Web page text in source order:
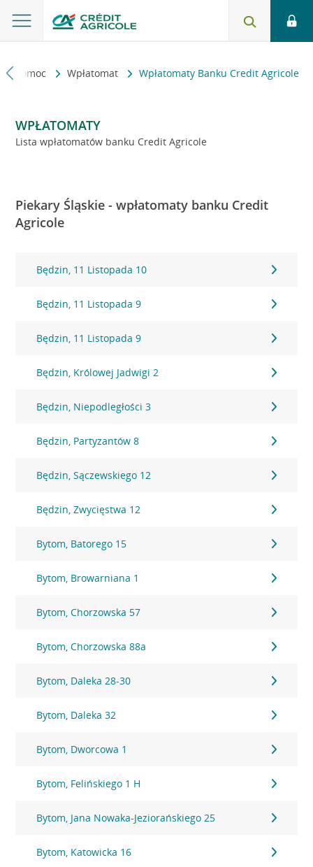
i pomoc Wpłatomat Wpłatomaty Banku Credit Agricole
WPŁATOMATY
Lista wpłatomatów banku Credit Agricole
Piekary Śląskie - wpłatomaty banku Credit
Agricole
Będzin, 11 Listopada 10
Będzin, 11 Listopada 9
Będzin, 11 Listopada 9
Będzin, Królowej Jadwigi 2
Będzin, Niepodległości 3
Będzin, Partyzantów 8
Będzin, Sączewskiego 12
Będzin, Zwycięstwa 12
Bytom, Batorego 15
Bytom, Browarniana 1
Bytom, Chorzowska 57
Bytom, Chorzowska 88a
Bytom, Daleka 28-30
Bytom, Daleka 32
Bytom, Dworcowa 1
Bytom, Felińskiego 1 H
Bytom, Jana Nowaka-Jeziorańskiego 25
Bytom, Katowicka 16